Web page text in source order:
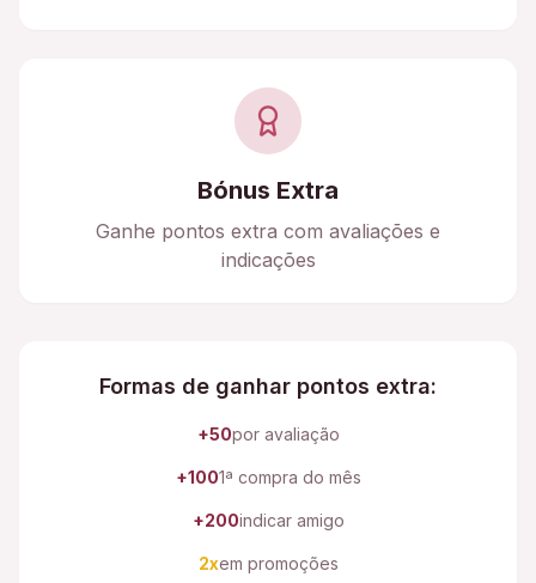
Bónus Extra
Ganhe pontos extra com avaliações e
indicações
Formas de ganhar pontos extra:
+50por avaliação
+1001ª compra do mês
+200indicar amigo
2xem promoções